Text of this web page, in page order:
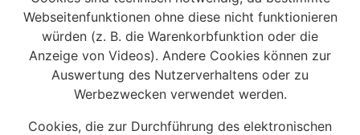
Webseitenfunktionen ohne diese nicht funktionieren
würden (z. B. die Warenkorbfunktion oder die
Anzeige von Videos). Andere Cookies können zur
Auswertung des Nutzerverhaltens oder zu
Werbezwecken verwendet werden.
Cookies, die zur Durchführung des elektronischen